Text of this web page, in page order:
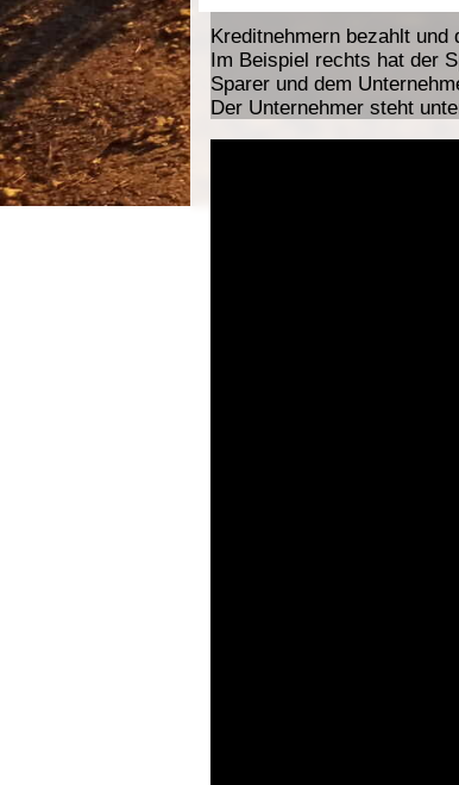
Kreditnehmern bezahlt
Im Beispiel rechts hat der
Sparer und dem
Der Unternehmer steht